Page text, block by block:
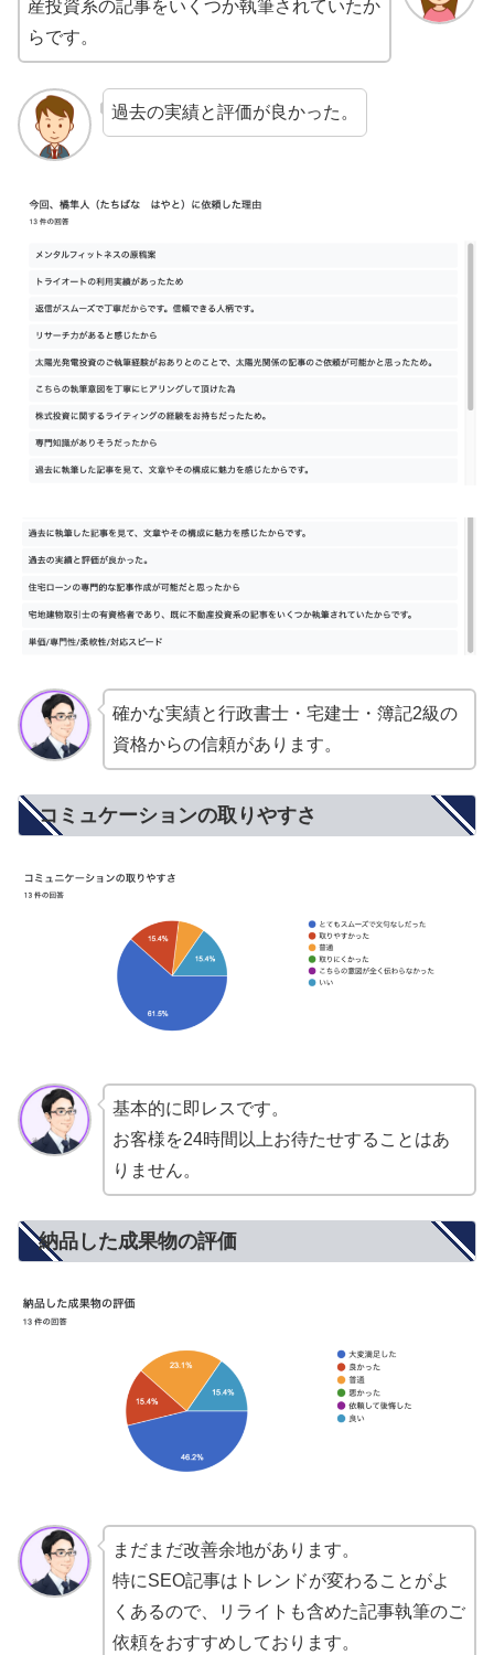
産投資系の記事をいくつか執筆されていたか
らです。
過去の実績と評価が良かった。
確かな実績と行政書士・宅建士・簿記2級の
資格からの信頼があります。
コミュケーションの取りやすさ
基本的に即レスです。
お客様を24時間以上お待たせすることはあ
りません。
納品した成果物の評価
まだまだ改善余地があります。
特にSEO記事はトレンドが変わることがよ
くあるので、リライトも含めた記事執筆のご
依頼をおすすめしております。